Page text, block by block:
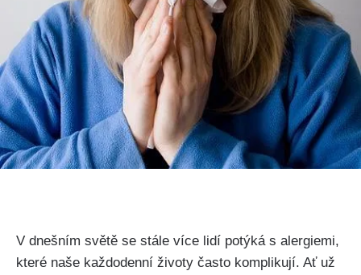
V dnešním světě ⁢se stále více ⁤lidí potýká⁢ s ⁢alergiemi,
které naše každodenní životy často komplikují. Ať už